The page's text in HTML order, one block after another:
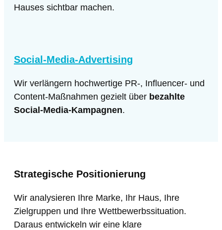
Hauses sichtbar machen.
Social-Media-Advertising
Wir verlängern hochwertige PR-, Influencer- und
Content-Maßnahmen gezielt über bezahlte
Social-Media-Kampagnen.
Strategische Positionierung
Wir analysieren Ihre Marke, Ihr Haus, Ihre
Zielgruppen und Ihre Wettbewerbssituation.
Daraus entwickeln wir eine klare